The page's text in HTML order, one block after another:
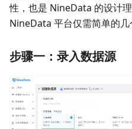
性，也是 NineData 的设计
NineData 平台仅需简单的几
步骤一：录入数据源